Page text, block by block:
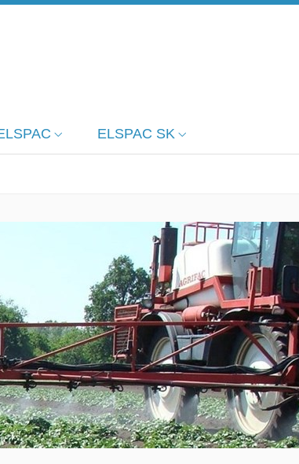
ELSPAC SK